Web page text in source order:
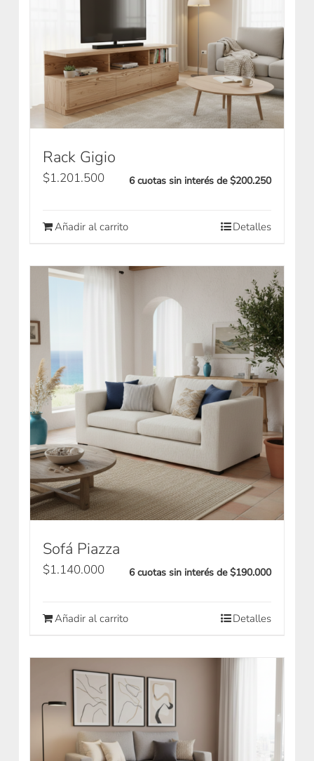
Rack Gigio
$1.201.500 6 cuotas sin interés de $200.250
Añadir al carrito Detalles
Sofá Piazza
$1.140.000 6 cuotas sin interés de $190.000
Añadir al carrito Detalles